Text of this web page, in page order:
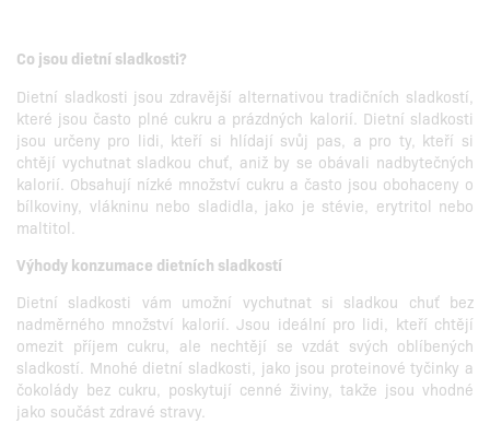
Co jsou dietní sladkosti?
Dietní sladkosti jsou zdravější alternativou tradičních sladkostí,
které jsou často plné cukru a prázdných kalorií. Dietní sladkosti
jsou určeny pro lidi, kteří si hlídají svůj pas, a pro ty, kteří si
chtějí vychutnat sladkou chuť, aniž by se obávali nadbytečných
kalorií. Obsahují nízké množství cukru a často jsou obohaceny o
bílkoviny, vlákninu nebo sladidla, jako je stévie, erytritol nebo
maltitol.
Výhody konzumace dietních sladkostí
Dietní sladkosti vám umožní vychutnat si sladkou chuť bez
nadměrného množství kalorií. Jsou ideální pro lidi, kteří chtějí
omezit příjem cukru, ale nechtějí se vzdát svých oblíbených
sladkostí. Mnohé dietní sladkosti, jako jsou proteinové tyčinky a
čokolády bez cukru, poskytují cenné živiny, takže jsou vhodné
jako součást zdravé stravy.